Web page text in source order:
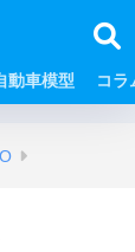
動車模型 コラ